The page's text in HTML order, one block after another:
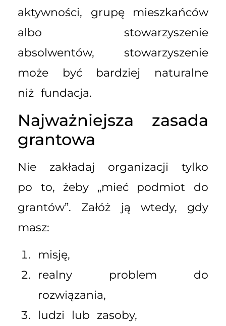
aktywności, grupę mieszkańców
albo stowarzyszenie
absolwentów, stowarzyszenie
może być bardziej naturalne
niż fundacja.
Najważniejsza zasada
grantowa
Nie zakładaj organizacji tylko
po to, żeby „mieć podmiot do
grantów”. Załóż ją wtedy, gdy
masz:
misję,
realny problem do
rozwiązania,
ludzi lub zasoby,